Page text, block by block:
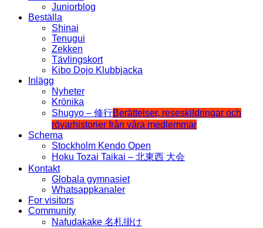
Juniorblog
Beställa
Shinai
Tenugui
Zekken
Tävlingskort
Kibo Dojo Klubbjacka
Inlägg
Nyheter
Krönika
Shugyo – 修行Berättelser, reseskildringar och
rövarhistorier från våra medlemmar
Schema
Stockholm Kendo Open
Hoku Tozai Taikai – 北東西 大会
Kontakt
Globala gymnasiet
Whatsappkanaler
For visitors
Community
Nafudakake 名札掛け